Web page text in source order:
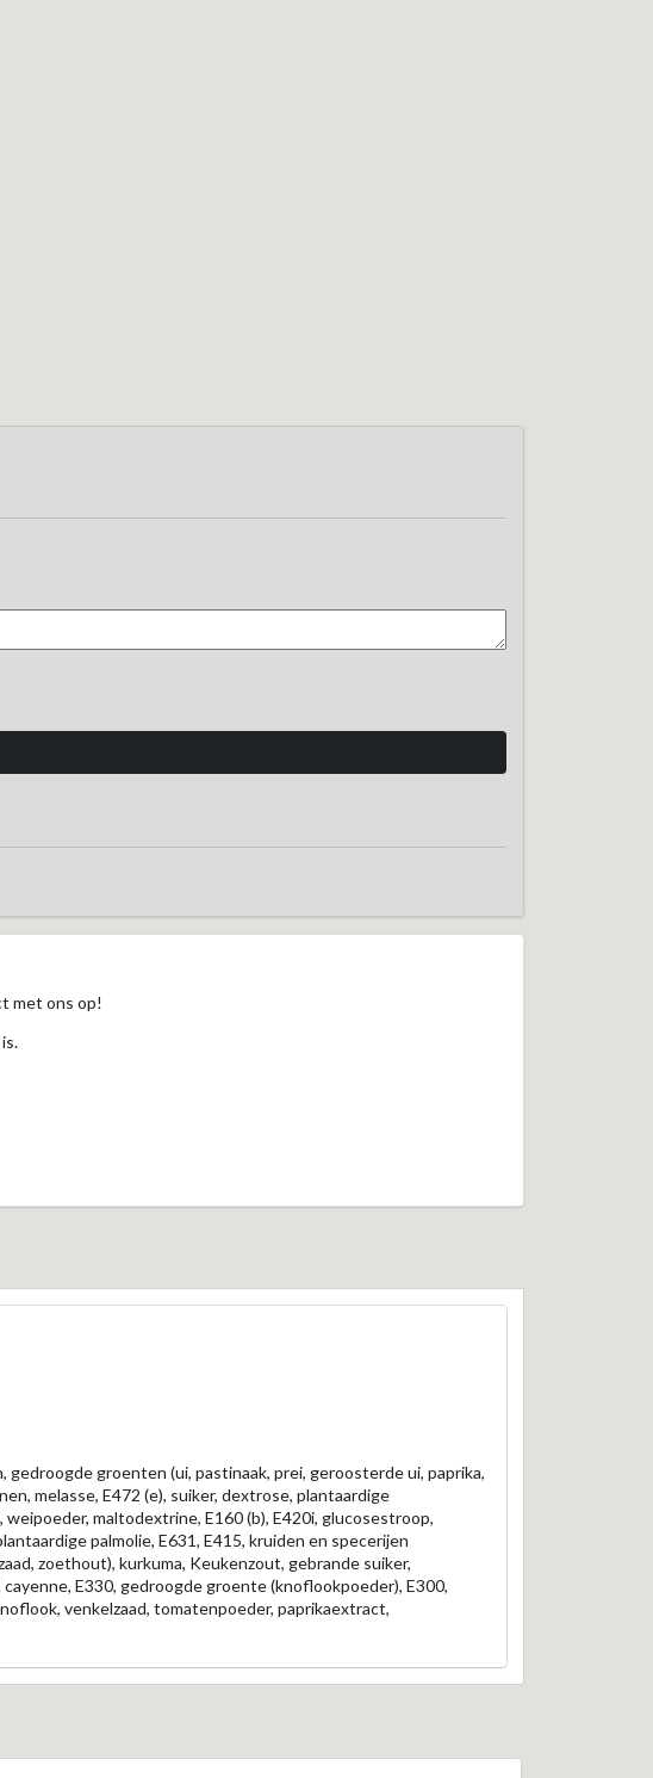
met ons op!
groenten (ui, pastinaak, prei, geroosterde ui, paprika,
melasse, E472 (e), suiker, dextrose, plantaardige
maltodextrine, E160 (b), E420i, glucosestroop,
palmolie, E631, E415, kruiden en specerijen
zoethout), kurkuma, Keukenzout, gebrande suiker,
E330, gedroogde groente (knoflookpoeder), E300,
venkelzaad, tomatenpoeder, paprikaextract,